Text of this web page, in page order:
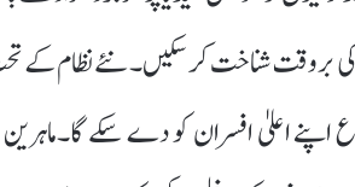
بروقت شناخت کر سکیں۔ نئے نظام کے تحت
اپنے اعلیٰ افسران کو دے سکے